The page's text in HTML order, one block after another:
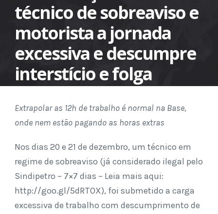
técnico de sobreaviso e
motorista a jornada
excessiva e descumpre
interstício e folga
Extrapolar as 12h de trabalho é normal na Base,
onde nem estão pagando as horas extras
Nos dias 20 e 21 de dezembro, um técnico em
regime de sobreaviso (já considerado ilegal pelo
Sindipetro – 7×7 dias – Leia mais aqui:
http://goo.gl/5dRTOX), foi submetido a carga
excessiva de trabalho com descumprimento de